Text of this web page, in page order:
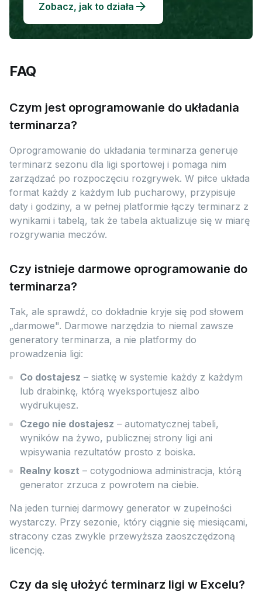
Zobacz, jak to działa
FAQ
Czym jest oprogramowanie do układania
terminarza?
Oprogramowanie do układania terminarza generuje
terminarz sezonu dla ligi sportowej i pomaga nim
zarządzać po rozpoczęciu rozgrywek. W piłce układa
format każdy z każdym lub pucharowy, przypisuje
daty i godziny, a w pełnej platformie łączy terminarz z
wynikami i tabelą, tak że tabela aktualizuje się w miarę
rozgrywania meczów.
Czy istnieje darmowe oprogramowanie do
terminarza?
Tak, ale sprawdź, co dokładnie kryje się pod słowem
„darmowe". Darmowe narzędzia to niemal zawsze
generatory terminarza, a nie platformy do
prowadzenia ligi:
Co dostajesz – siatkę w systemie każdy z każdym
lub drabinkę, którą wyeksportujesz albo
wydrukujesz.
Czego nie dostajesz – automatycznej tabeli,
wyników na żywo, publicznej strony ligi ani
wpisywania rezultatów prosto z boiska.
Realny koszt – cotygodniowa administracja, którą
generator zrzuca z powrotem na ciebie.
Na jeden turniej darmowy generator w zupełności
wystarczy. Przy sezonie, który ciągnie się miesiącami,
stracony czas zwykle przewyższa zaoszczędzoną
licencję.
Czy da się ułożyć terminarz ligi w Excelu?